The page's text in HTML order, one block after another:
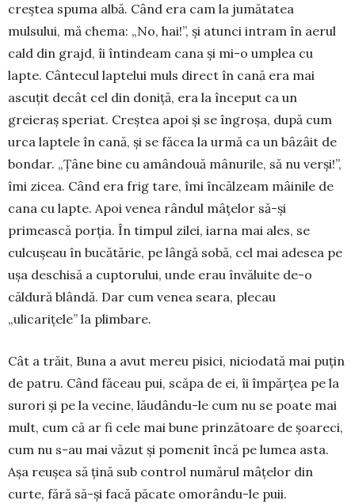
creștea spuma albă. Când era cam la jumătatea
mulsului, mă chema: „No, hai!”, și atunci intram în aerul
cald din grajd, îi întindeam cana și mi-o umplea cu
lapte. Cântecul laptelui muls direct în cană era mai
ascuțit decât cel din doniță, era la în­ceput ca un
greieraș speriat. Creștea apoi și se în­gro­șa, după cum
urca laptele în cană, și se făcea la urmă ca un bâzâit de
bondar. „Țâne bine cu amândouă mânurile, să nu verși!”,
îmi zi­cea. Când era frig tare, îmi încălzeam mâi­ni­le de
cana cu lapte. Apoi venea rândul mâțelor să-și
primească porția. În timpul zilei, iarna mai ales, se
culcușeau în bucătă­rie, pe lângă sobă, cel mai adesea pe
ușa deschisă a cuptorului, unde erau învăluite de-o
căldură blândă. Dar cum venea seara, plecau
„ulicarițele” la plimbare.
Cât a trăit, Buna a avut mereu pisici, nicio­dată mai puțin
de patru. Când făceau pui, scăpa de ei, îi împărțea pe la
surori și pe la vecine, lăudându-le cum nu se poate mai
mult, cum că ar fi cele mai bune prin­ză­toare de șoareci,
cum nu s-au mai văzut și pomenit încă pe lumea asta.
Așa reușea să țină sub control numărul mâțelor din
curte, fără să-și facă păcate omorându-le puii.